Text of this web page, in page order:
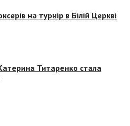
на турнір в Білій Церкві
Титаренко стала